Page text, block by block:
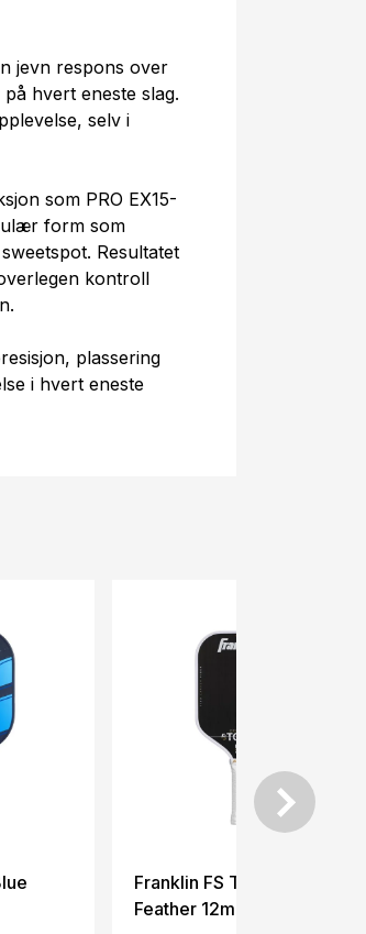
jevn respons over
hvert eneste slag.
selv i
som PRO EX15-
form som
Resultatet
kontroll
plassering
i hvert eneste
Franklin FS Tour Dynasty
Feather 12mm